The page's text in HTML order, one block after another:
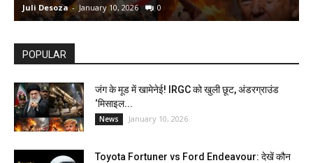
Juli Desoza - January 10, 2026 0
POPULAR
जंग के मूड में खामेनेई! IRGC को खुली छूट, अंडरग्राउंड
‘मिसाइल...
News January 10, 2026
Toyota Fortuner vs Ford Endeavour: देखें कौन